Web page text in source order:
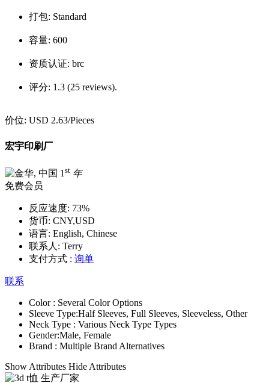
打包: Standard
容量: 600
资质认证: brc
评分: 1.3 (25 reviews).
价位: USD 2.63/Pieces
宏宇印刷厂
1 st 年
免费会员
反应速度: 73%
货币: CNY,USD
语言: English, Chinese
联系人: Terry
支付方式 : 询单
联系
Color : Several Color Options
Sleeve Type:Half Sleeves, Full Sleeves, Sleeveless, Other
Neck Type : Various Neck Type Types
Gender:Male, Female
Brand : Multiple Brand Alternatives
Show Attributes Hide Attributes